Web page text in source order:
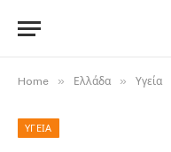
Home » Ελλάδα » Υγεία
ΥΓΕΊΑ